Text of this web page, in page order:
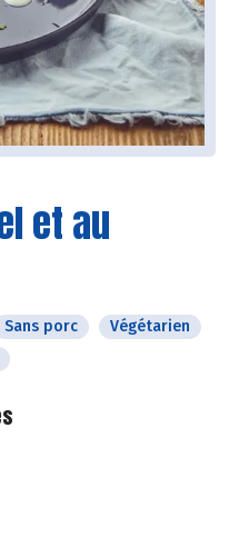
et au
Sans porc
Végétarien